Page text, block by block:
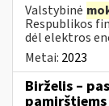
Valstybinė
Respublikos
dėl elektros
Metai: 2023
Birželis –